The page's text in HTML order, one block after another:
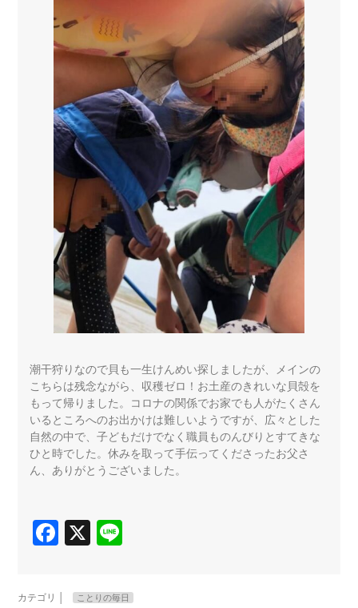
潮干狩りなので貝も一生けんめい探しましたが、メインの
こちらは残念ながら、収穫ゼロ！お土産のきれいな貝殻を
もって帰りました。コロナの関係でお家でも人がたくさん
いるところへのお出かけは難しいようですが、広々とした
自然の中で、子どもだけでなく職員ものんびりとすてきな
ひと時でした。休みを取って手伝ってくださったお父さ
ん、ありがとうございました。
Facebook
X
カテゴリ │ ことりの毎日